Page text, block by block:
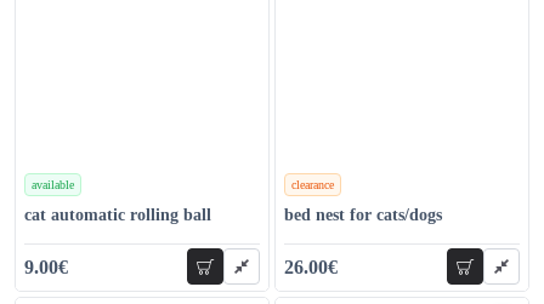
available
χρώματα
cat automatic rolling ball
9.00€ add to cart
clearance
χρώματα
bed nest for cats/dogs
26.00€ add to